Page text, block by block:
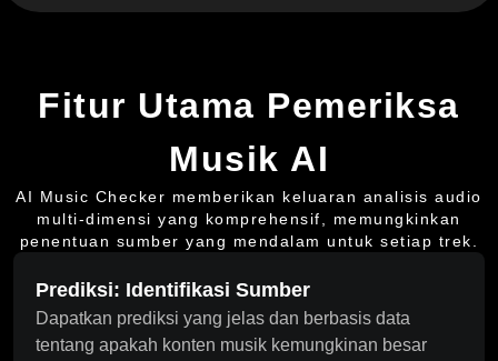
Fitur Utama Pemeriksa
Musik AI
AI Music Checker memberikan keluaran analisis audio
multi-dimensi yang komprehensif, memungkinkan
penentuan sumber yang mendalam untuk setiap trek.
Prediksi: Identifikasi Sumber
Dapatkan prediksi yang jelas dan berbasis data
tentang apakah konten musik kemungkinan besar